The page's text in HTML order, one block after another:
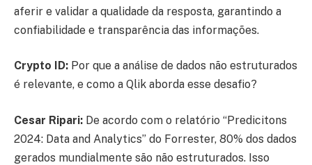
aferir e validar a qualidade da resposta, garantindo a
confiabilidade e transparência das informações.
Crypto ID: Por que a análise de dados não estruturados
é relevante, e como a Qlik aborda esse desafio?
Cesar Ripari: De acordo com o relatório “Predicitons
2024: Data and Analytics” do Forrester, 80% dos dados
gerados mundialmente são não estruturados. Isso